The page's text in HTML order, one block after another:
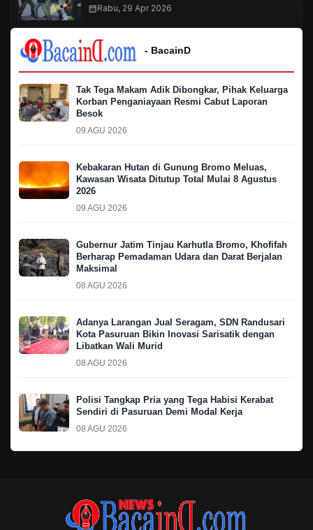
Purwosari Terus Berjalan, Unit
calendar_monthRabu, 29 Apr 2026
- BacainD
Tak Tega Makam Adik Dibongkar, Pihak Keluarga
Korban Penganiayaan Resmi Cabut Laporan
Besok
09 AGU 2026
Kebakaran Hutan di Gunung Bromo Meluas,
Kawasan Wisata Ditutup Total Mulai 8 Agustus
2026
09 AGU 2026
Gubernur Jatim Tinjau Karhutla Bromo, Khofifah
Berharap Pemadaman Udara dan Darat Berjalan
Maksimal
08 AGU 2026
Adanya Larangan Jual Seragam, SDN Randusari
Kota Pasuruan Bikin Inovasi Sarisatik dengan
Libatkan Wali Murid
08 AGU 2026
Polisi Tangkap Pria yang Tega Habisi Kerabat
Sendiri di Pasuruan Demi Modal Kerja
08 AGU 2026